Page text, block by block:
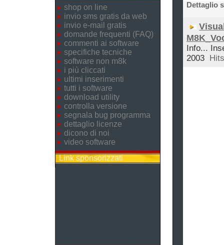
shop on line
invio sms gratis da web
invio e-mail gratis
domande frequenti (FAQ)
commenti ai software
specifiche tecniche
software non m8k
i più cliccati
ultimi inserimenti
tutti i software
download utility
controlla versione
segnala bug programma
dettaglio licenze
dicono di noi
video software
Link sponsorizzati
Dettaglio
Info...
2003